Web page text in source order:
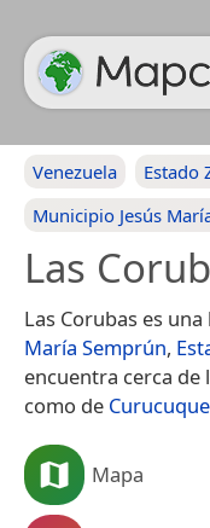
Venezuela
Estado
Municipio Jesús
Las
Las Corubas es
María Semprún,
encuentra cerca de
como de
Mapa